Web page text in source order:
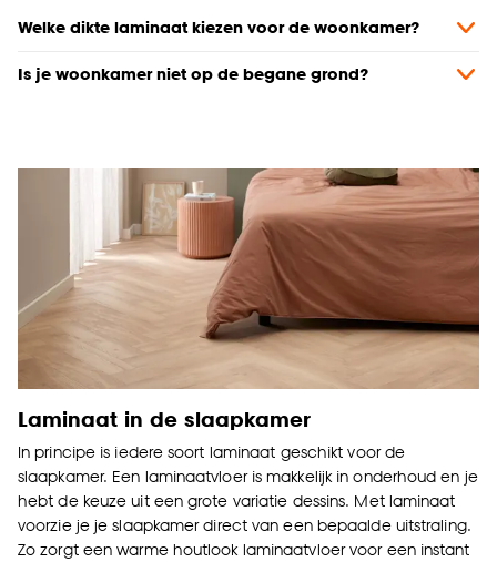
Welke dikte laminaat kiezen voor de woonkamer?
Is je woonkamer niet op de begane grond?
Laminaat in de slaapkamer
In principe is iedere soort laminaat geschikt voor de
slaapkamer. Een laminaatvloer is makkelijk in onderhoud en je
hebt de keuze uit een grote variatie dessins. Met laminaat
voorzie je je slaapkamer direct van een bepaalde uitstraling.
Zo zorgt een warme houtlook laminaatvloer voor een instant